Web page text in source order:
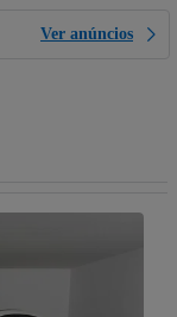
Ver anúncios